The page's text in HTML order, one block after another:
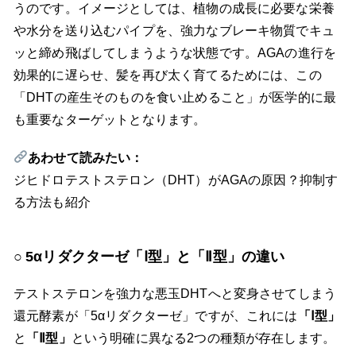
うのです。イメージとしては、植物の成長に必要な栄養
や水分を送り込むパイプを、強力なブレーキ物質でキュ
ッと締め飛ばしてしまうような状態です。AGAの進行を
効果的に遅らせ、髪を再び太く育てるためには、この
「DHTの産生そのものを食い止めること」が医学的に最
も重要なターゲットとなります。
あわせて読みたい：
ジヒドロテストステロン（DHT）がAGAの原因？抑制す
る方法も紹介
5αリダクターゼ「Ⅰ型」と「Ⅱ型」の違い
テストステロンを強力な悪玉DHTへと変身させてしまう
還元酵素が「5αリダクターゼ」ですが、これには 「Ⅰ型」
と
「Ⅱ型」 という明確に異なる2つの種類が存在します。